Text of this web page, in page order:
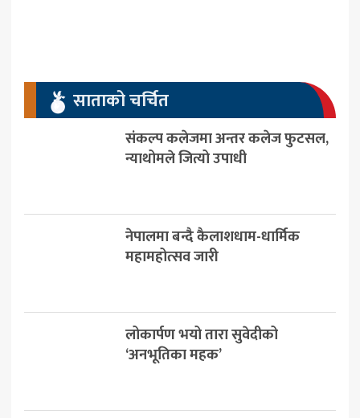
साताको चर्चित
संकल्प कलेजमा अन्तर कलेज फुटसल,
न्याथोमले जित्यो उपाधी
नेपालमा बन्दै कैलाशधाम-धार्मिक
महामहोत्सव जारी
लोकार्पण भयो तारा सुवेदीको
‘अनभूतिका महक’